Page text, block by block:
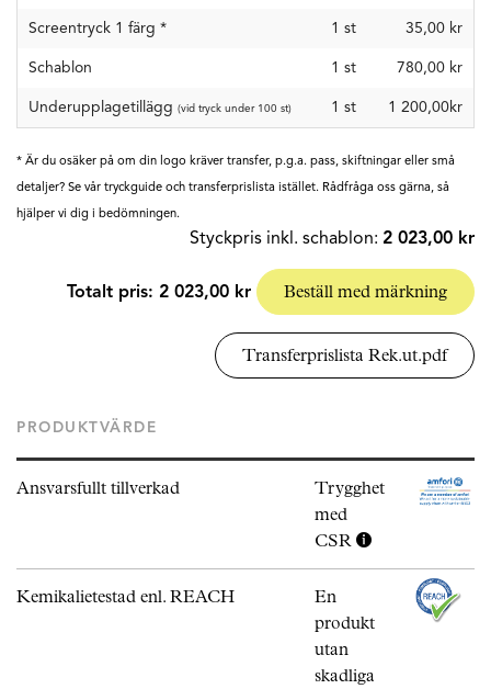
Screentryck 1 färg * 1 st 35,00 kr
Schablon 1 st 780,00 kr
Underupplagetillägg (vid tryck under 100 st) 1 st 1 200,00kr
* Är du osäker på om din logo kräver transfer, p.g.a. pass, skiftningar eller små
detaljer? Se vår tryckguide och transferprislista istället. Rådfråga oss gärna, så
hjälper vi dig i bedömningen.
Styckpris inkl. schablon: 2 023,00 kr
Totalt pris: 2 023,00 kr Beställ med märkning
Transferprislista Rek.ut.pdf
PRODUKTVÄRDE
Ansvarsfullt tillverkad
Trygghet
med
CSR
Kemikalietestad enl. REACH
En
produkt
utan
skadliga